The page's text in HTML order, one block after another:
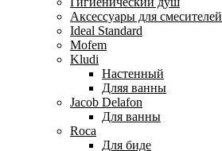
Аксессуары для смесителей
Ideal Standard
Mofem
Kludi
Настенный
Дляя ванны
Jacob Delafon
Для ванны
Roca
Для биде